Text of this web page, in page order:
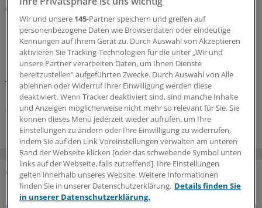
Abrechnung
KV Rheinland-Pfalz rät prophylaktisch weiterhin
ePA-Befüllung abzurechnen
Honorar für ePA-Befüllung ist seit August Geschichte.
Nicht so bei den Zahnärzten, die dürfen noch bis
Jahresende. Das wollen KBV und KVen auch erreichen.
Doch hier gilt: Nur wer schreibt, der bleibt!
07.08.2026
DAS KÖNNTE SIE AUCH INTERESSIEREN
Wir und unsere 145-Partner speichern und greifen auf
personenbezogene Daten wie Browserdaten oder eindeutige
Kennungen auf Ihrem Gerät zu. Durch Auswahl von Akzeptieren
aktivieren Sie Tracking-Technologien für die unter „Wir und
unsere Partner verarbeiten Daten, um Ihnen Dienste
bereitzustellen“ aufgeführten Zwecke. Durch Auswahl von Alle
ablehnen oder Widerruf Ihrer Einwilligung werden diese
deaktiviert. Wenn Tracker deaktiviert sind, sind manche Inhalte
und Anzeigen möglicherweise nicht mehr so relevant für Sie. Sie
können dieses Menü jederzeit wieder aufrufen, um Ihre
Einstellungen zu ändern oder Ihre Einwilligung zu widerrufen,
indem Sie auf den Link Voreinstellungen verwalten am unteren
Rand der Webseite klicken [oder das schwebende Symbol unten
links auf der Webseite, falls zutreffend]. Ihre Einstellungen
gelten innerhalb unseres Website. Weitere Informationen
finden Sie in unserer Datenschutzerklärung. Details finden Sie
in unserer Datenschutzerklärung.